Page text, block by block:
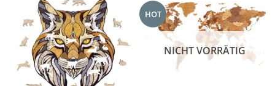
HOT
NICHT VORRÄTIG